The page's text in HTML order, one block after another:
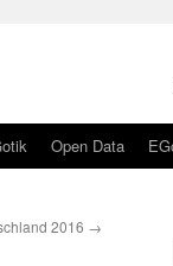
Open Data
2016 →